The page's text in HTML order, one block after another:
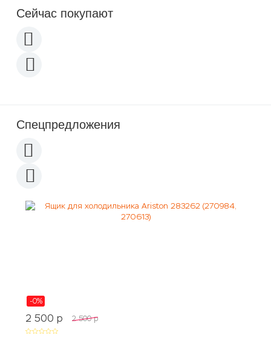
Сейчас покупают
Спецпредложения
-0%
2 500 p 2 500 p